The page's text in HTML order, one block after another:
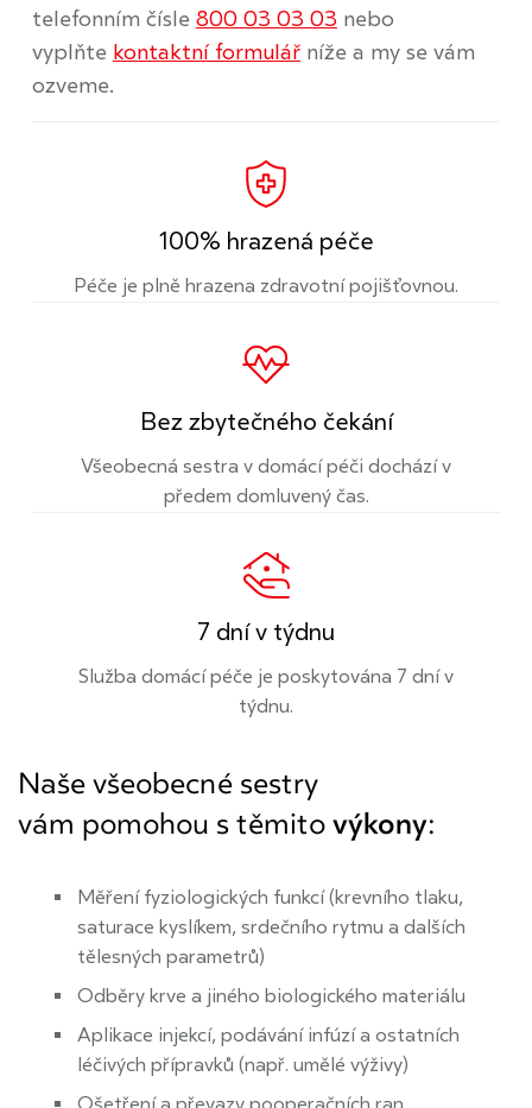
telefonním čísle 800 03 03 03 nebo
vyplňte kontaktní formulářníže a my se vám
ozveme.
100% hrazená péče
Péče je plně hrazena zdravotní pojišťovnou.
Bez zbytečného čekání
Všeobecná sestra v domácí péči dochází v
předem domluvený čas.
7 dní v týdnu
Služba domácí péče je poskytována 7 dní v
týdnu.
Naše všeobecné sestry
vám pomohou s těmito výkony:
Měření fyziologických funkcí (krevního tlaku,
saturace kyslíkem, srdečního rytmu a dalších
tělesných parametrů)
Odběry krve a jiného biologického materiálu
Aplikace injekcí, podávání infúzí a ostatních
léčivých přípravků (např. umělé výživy)